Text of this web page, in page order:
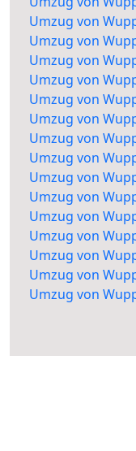
Umzug von
Umzug von
Umzug von
Umzug von
Umzug von
Umzug von
Umzug von
Umzug von
Umzug von
Umzug von
Umzug von
Umzug von
Umzug von
Umzug von
Umzug von